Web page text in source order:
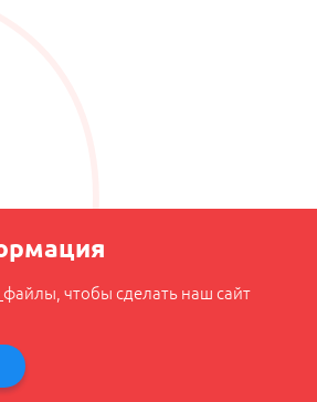
файлы, чтобы сделать наш сайт